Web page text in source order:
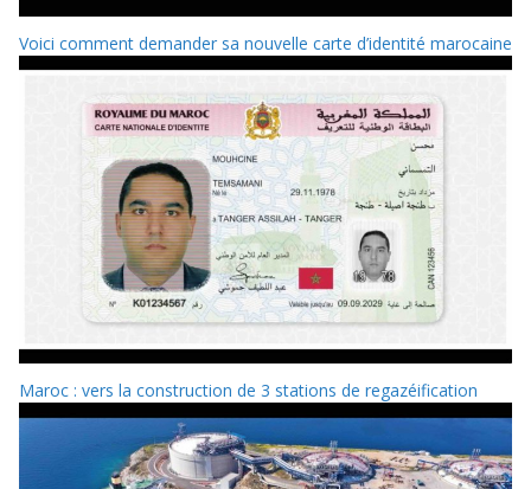
Voici comment demander sa nouvelle carte d’identité marocaine
Maroc : vers la construction de 3 stations de regazéification